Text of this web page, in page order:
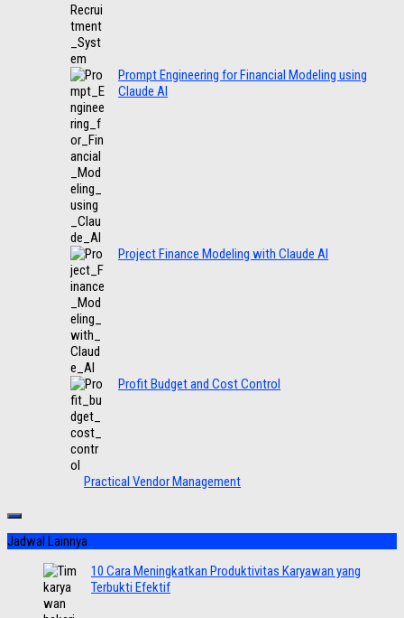
Prompt Engineering for Financial Modeling using
Claude AI
Project Finance Modeling with Claude AI
Profit Budget and Cost Control
Practical Vendor Management
Jadwal Lainnya
10 Cara Meningkatkan Produktivitas Karyawan yang
Terbukti Efektif